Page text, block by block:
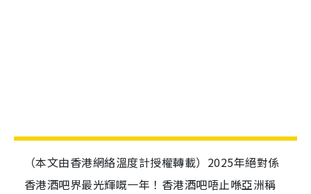
（本文由香港網絡溫度計授權轉載）2025年絕對係
香港酒吧界最光輝嘅一年！香港酒吧唔止喺亞洲稱